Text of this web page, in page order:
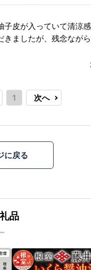
皮が入っていて清涼
ましたが、残念なが
1 次へ
に戻る
品